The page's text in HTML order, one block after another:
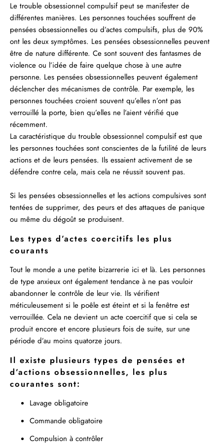
Le trouble obsessionnel compulsif peut se manifester de
différentes manières. Les personnes touchées souffrent de
pensées obsessionnelles ou d’actes compulsifs, plus de 90%
ont les deux symptômes. Les pensées obsessionnelles peuvent
être de nature différente. Ce sont souvent des fantasmes de
violence ou l’idée de faire quelque chose à une autre
personne. Les pensées obsessionnelles peuvent également
déclencher des mécanismes de contrôle. Par exemple, les
personnes touchées croient souvent qu’elles n’ont pas
verrouillé la porte, bien qu’elles ne l’aient vérifié que
récemment.
La caractéristique du trouble obsessionnel compulsif est que
les personnes touchées sont conscientes de la futilité de leurs
actions et de leurs pensées. Ils essaient activement de se
défendre contre cela, mais cela ne réussit souvent pas.
Si les pensées obsessionnelles et les actions compulsives sont
tentées de supprimer, des peurs et des attaques de panique
ou même du dégoût se produisent.
Les types d’actes coercitifs les plus
courants
Tout le monde a une petite bizarrerie ici et là. Les personnes
de type anxieux ont également tendance à ne pas vouloir
abandonner le contrôle de leur vie. Ils vérifient
méticuleusement si le poêle est éteint et si la fenêtre est
verrouillée. Cela ne devient un acte coercitif que si cela se
produit encore et encore plusieurs fois de suite, sur une
période d’au moins quatorze jours.
Il existe plusieurs types de pensées et
d’actions obsessionnelles, les plus
courantes sont:
Lavage obligatoire
Commande obligatoire
Compulsion à contrôler